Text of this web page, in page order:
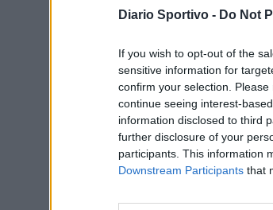
Diario Sportivo - Do Not
If you wish to opt-out of the
sensitive information for
confirm your selection.
continue seeing interest-
information disclosed to third
further disclosure of your
participants. This information
Downstream Participants that